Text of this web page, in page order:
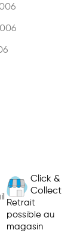
Click &
Collect
Retrait
possible au
magasin